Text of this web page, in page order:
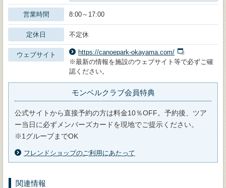
営業時間 8:00～17:00
定休日 不定休
ウェブサイト
https://canoepark-okayama.com/
※最新の情報を施設のウェブサイト等で必ずご確
認ください。
モンベルクラブ会員特典
公式サイトから直接予約の方は料金10％OFF。予約後、ツア
ー当日に必ずメンバーズカードを現地でご提示ください。
※1グループまでOK
フレンドショップのご利用にあたって
関連情報